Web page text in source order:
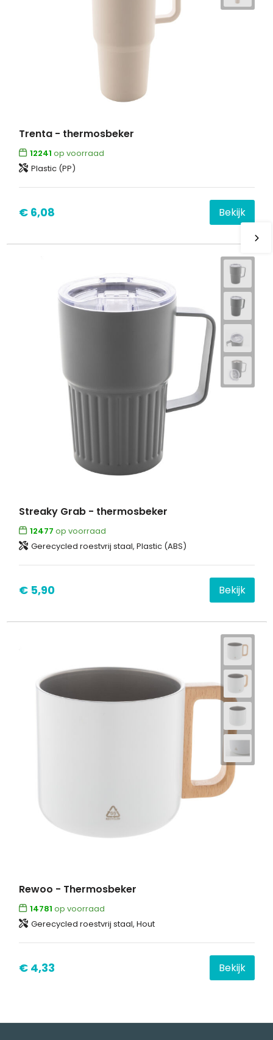
Trenta - thermosbeker
12241 op voorraad
Plastic (PP)
€ 6,08 Bekijk
Streaky Grab - thermosbeker
12477 op voorraad
Gerecycled roestvrij staal, Plastic (ABS)
€ 5,90 Bekijk
Rewoo - Thermosbeker
14781 op voorraad
Gerecycled roestvrij staal, Hout
€ 4,33 Bekijk